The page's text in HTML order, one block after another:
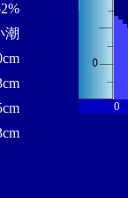
潮
0